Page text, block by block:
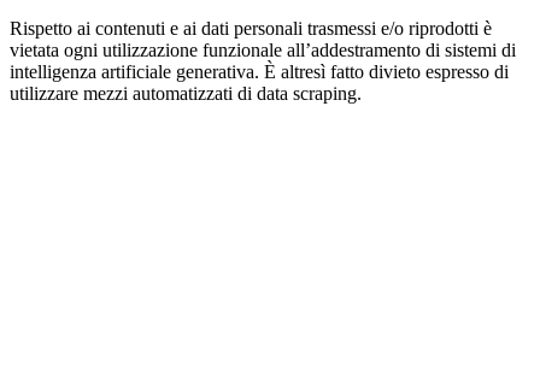
Rispetto ai contenuti e ai dati personali trasmessi e/o riprodotti è
vietata ogni utilizzazione funzionale all’addestramento di sistemi di
intelligenza artificiale generativa. È altresì fatto divieto espresso di
utilizzare mezzi automatizzati di data scraping.